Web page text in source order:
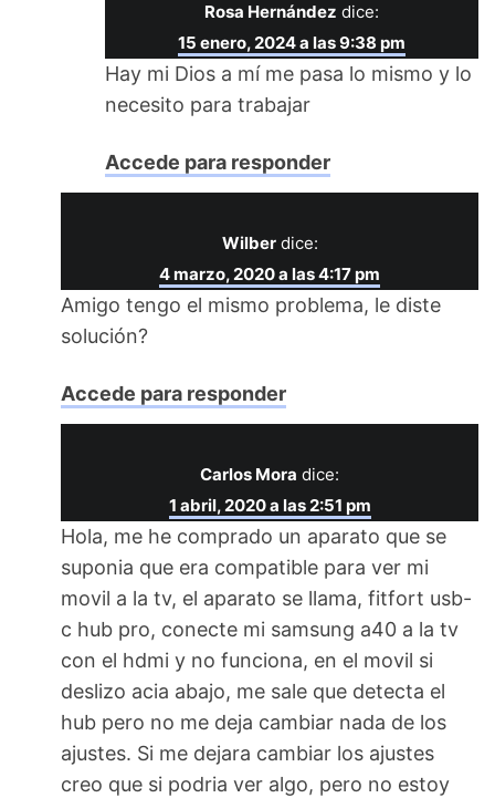
Rosa Hernández dice:
15 enero, 2024 a las 9:38 pm
Hay mi Dios a mí me pasa lo mismo y lo
necesito para trabajar
Accede para responder
Wilber dice:
4 marzo, 2020 a las 4:17 pm
Amigo tengo el mismo problema, le diste
solución?
Accede para responder
Carlos Mora dice:
1 abril, 2020 a las 2:51 pm
Hola, me he comprado un aparato que se
suponia que era compatible para ver mi
movil a la tv, el aparato se llama, fitfort usb-
c hub pro, conecte mi samsung a40 a la tv
con el hdmi y no funciona, en el movil si
deslizo acia abajo, me sale que detecta el
hub pero no me deja cambiar nada de los
ajustes. Si me dejara cambiar los ajustes
creo que si podria ver algo, pero no estoy